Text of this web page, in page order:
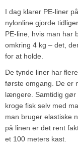
I dag klarer PE-liner
nylonline gjorde
PE-line, hvis man har
omkring 4 kg – det,
for at holde.
De tynde liner har
første omgang. De er
længere. Samtidig gør
kroge fisk selv med
man bruger elastiske
på linen er det rent
et 100 meters kast.